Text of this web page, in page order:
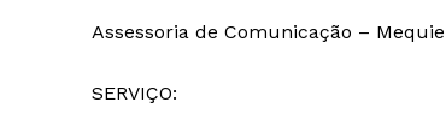
Assessoria de Comunicação –
SERVIÇO: